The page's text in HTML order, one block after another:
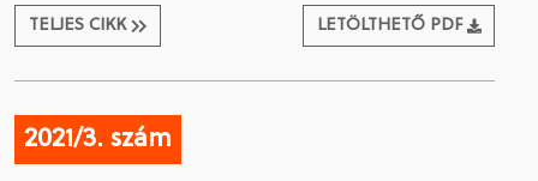
TELJES CIKK LETÖLTHETŐ PDF
2021/3. szám